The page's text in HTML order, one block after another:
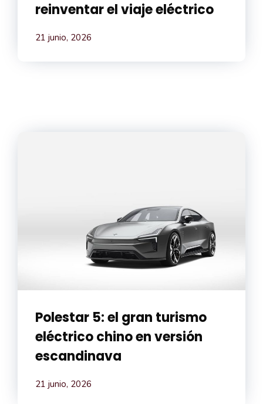
reinventar el viaje eléctrico
21 junio, 2026
Polestar 5: el gran turismo
eléctrico chino en versión
escandinava
21 junio, 2026